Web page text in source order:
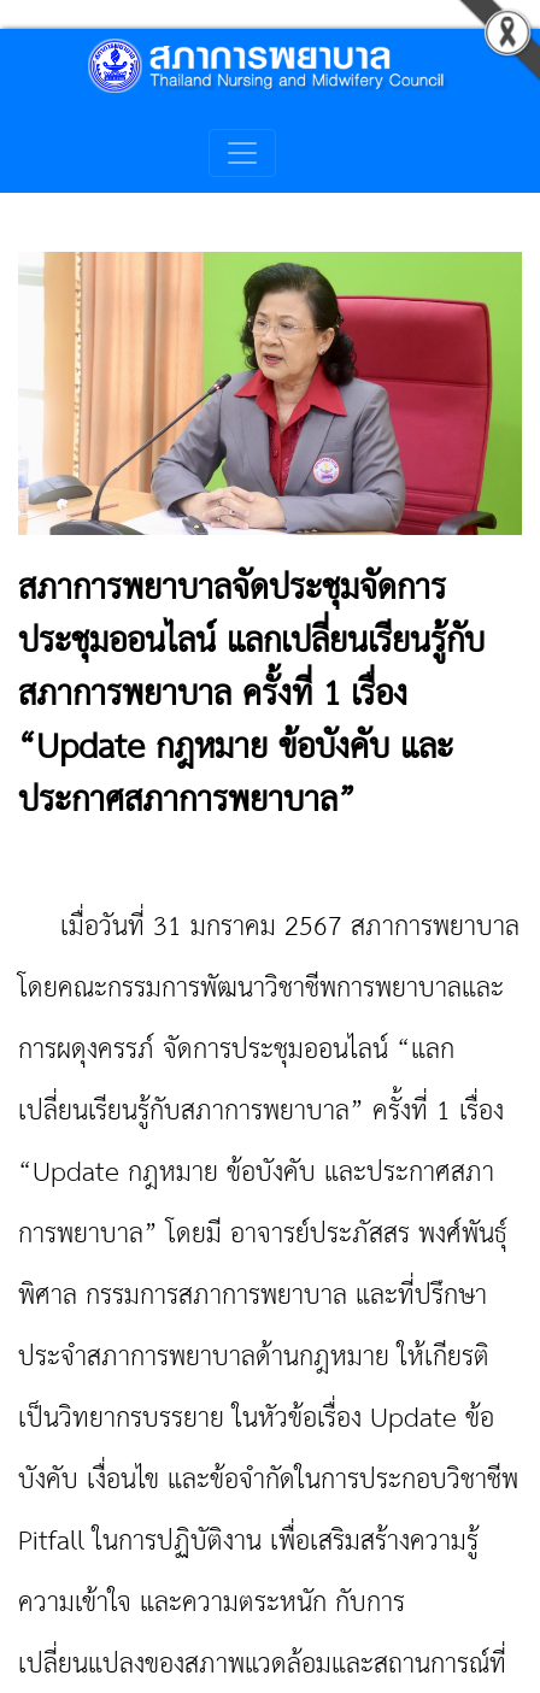
สภาการพยาบาลจัดประชุมจัดการ
ประชุมออนไลน์ แลกเปลี่ยนเรียนรู้กับ
สภาการพยาบาล ครั้งที่ 1 เรื่อง
“Update กฎหมาย ข้อบังคับ และ
ประกาศสภาการพยาบาล”
เมื่อวันที่ 31 มกราคม 2567 สภาการพยาบาล
โดยคณะกรรมการพัฒนาวิชาชีพการพยาบาลและ
การผดุงครรภ์ จัดการประชุมออนไลน์ “แลก
เปลี่ยนเรียนรู้กับสภาการพยาบาล” ครั้งที่ 1 เรื่อง
“Update กฎหมาย ข้อบังคับ และประกาศสภา
การพยาบาล” โดยมี อาจารย์ประภัสสร พงศ์พันธุ์
พิศาล กรรมการสภาการพยาบาล และที่ปรึกษา
ประจำสภาการพยาบาลด้านกฎหมาย ให้เกียรติ
เป็นวิทยากรบรรยาย ในหัวข้อเรื่อง Updateข้อ
บังคับ เงื่อนไข และข้อจำกัดในการประกอบวิชาชีพ
Pitfallในการปฏิบัติงาน เพื่อเสริมสร้างความรู้
ความเข้าใจ และความตระหนัก กับการ
เปลี่ยนแปลงของสภาพแวดล้อมและสถานการณ์ที่